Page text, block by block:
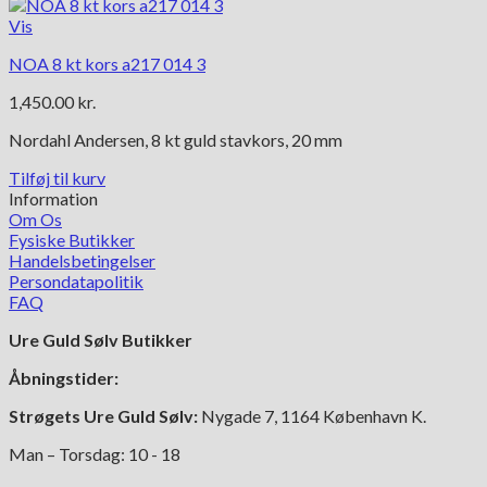
Vis
NOA 8 kt kors a217 014 3
1,450.00 kr.
Nordahl Andersen, 8 kt guld stavkors, 20 mm
Tilføj til kurv
Information
Om Os
Fysiske Butikker
Handelsbetingelser
Persondatapolitik
FAQ
Ure Guld Sølv Butikker
Åbningstider:
Strøgets Ure Guld Sølv: Nygade 7, 1164 København K.
Man – Torsdag: 10 - 18